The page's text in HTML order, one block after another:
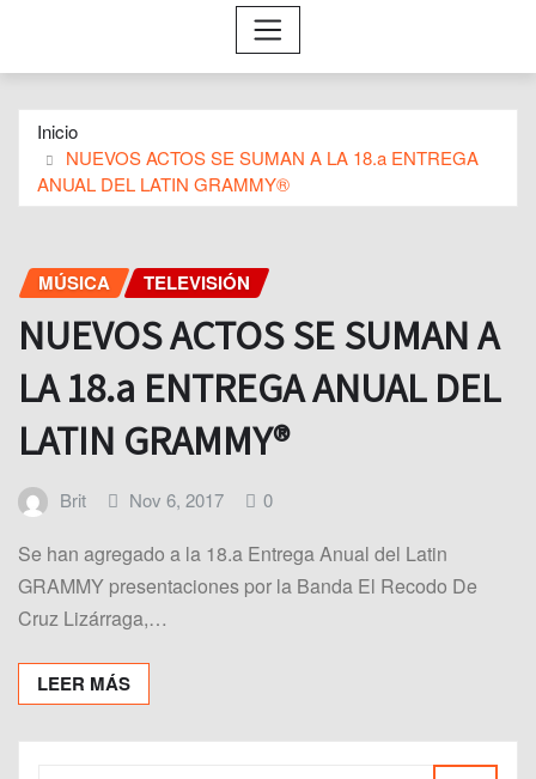
Inicio
NUEVOS ACTOS SE SUMAN A LA 18.a ENTREGA
ANUAL DEL LATIN GRAMMY®
MÚSICA TELEVISIÓN
NUEVOS ACTOS SE SUMAN A
LA 18.a ENTREGA ANUAL DEL
LATIN GRAMMY®
Brit Nov 6, 2017 0
Se han agregado a la 18.a Entrega Anual del Latin
GRAMMY presentaciones por la Banda El Recodo De
Cruz Lizárraga,…
LEER MÁS